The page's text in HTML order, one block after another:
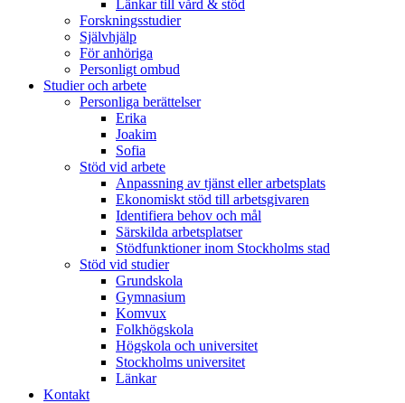
Länkar till vård & stöd
Forskningsstudier
Självhjälp
För anhöriga
Personligt ombud
Studier och arbete
Personliga berättelser
Erika
Joakim
Sofia
Stöd vid arbete
Anpassning av tjänst eller arbetsplats
Ekonomiskt stöd till arbetsgivaren
Identifiera behov och mål
Särskilda arbetsplatser
Stödfunktioner inom Stockholms stad
Stöd vid studier
Grundskola
Gymnasium
Komvux
Folkhögskola
Högskola och universitet
Stockholms universitet
Länkar
Kontakt